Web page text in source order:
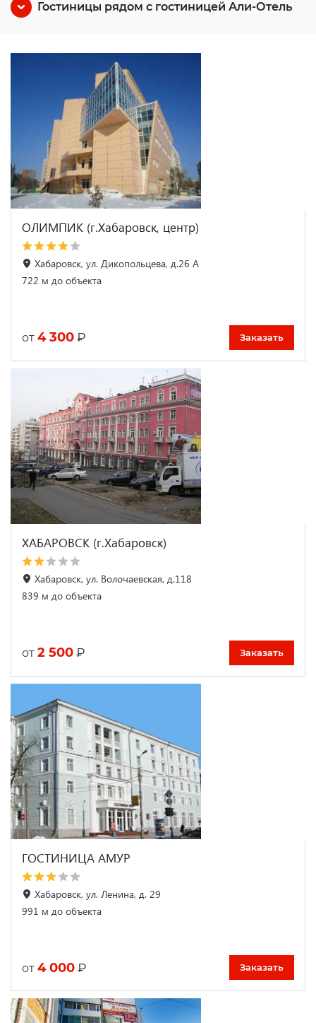
Гостиницы рядом с гостиницей Али-Отель
ОЛИМПИК (г.Хабаровск, центр)
Хабаровск, ул. Дикопольцева, д.26 А
722 м до объекта
от 4 300 ₽ Заказать
ХАБАРОВСК (г.Хабаровск)
Хабаровск, ул. Волочаевская, д.118
839 м до объекта
от 2 500 ₽ Заказать
ГОСТИНИЦА АМУР
Хабаровск, ул. Ленина, д. 29
991 м до объекта
от 4 000 ₽ Заказать